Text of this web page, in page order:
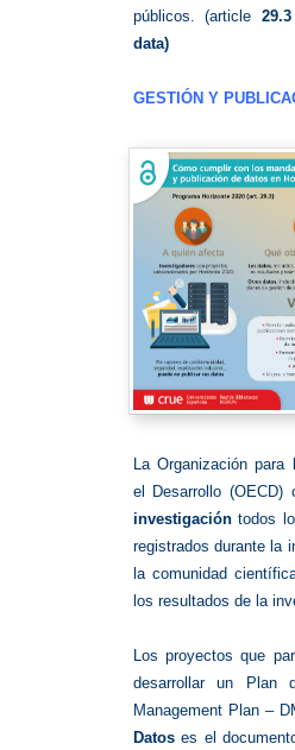
públicos. (article
data)
GESTIÓN Y
La Organización para
el Desarrollo (OECD)
investigacióntodos
registrados durante la
la comunidad
los resultados de la
Los proyectos que
desarrollar un Plan
Management Plan –
Datoses el